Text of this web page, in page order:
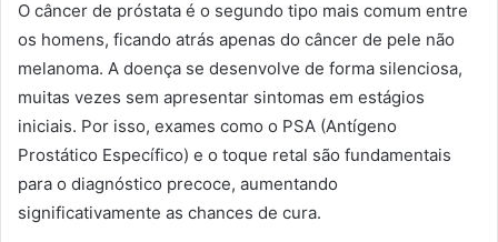
O câncer de próstata é o segundo tipo mais comum entre
os homens, ficando atrás apenas do câncer de pele não
melanoma. A doença se desenvolve de forma silenciosa,
muitas vezes sem apresentar sintomas em estágios
iniciais. Por isso, exames como o PSA (Antígeno
Prostático Específico) e o toque retal são fundamentais
para o diagnóstico precoce, aumentando
significativamente as chances de cura.